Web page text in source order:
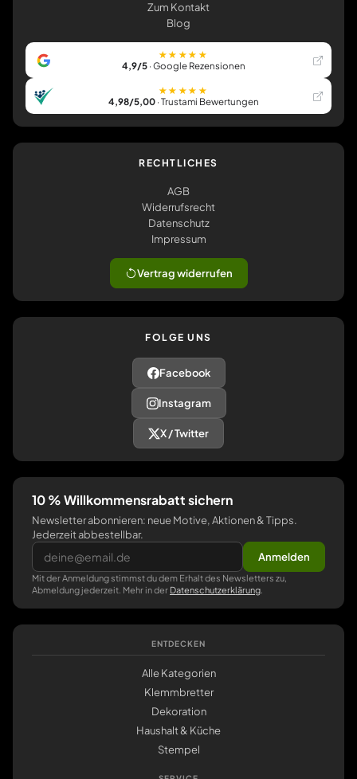
Zum Kontakt
Blog
★★★★★
4,9/5· Google Rezensionen
★★★★★
4,98/5,00· Trustami Bewertungen
RECHTLICHES
AGB
Widerrufsrecht
Datenschutz
Impressum
Vertrag widerrufen
FOLGE UNS
Facebook
Instagram
X / Twitter
10 % Willkommensrabatt sichern
Newsletter abonnieren: neue Motive, Aktionen & Tipps.
Jederzeit abbestellbar.
Anmelden
Mit der Anmeldung stimmst du dem Erhalt des Newsletters zu,
Abmeldung jederzeit. Mehr in der Datenschutzerklärung
ENTDECKEN
Alle Kategorien
Klemmbretter
Dekoration
Haushalt & Küche
Stempel